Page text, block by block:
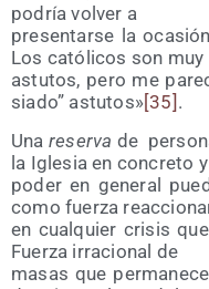
podría vol­ver a
pre­sen­tar­se la
Los cató­li­cos son muy
astu­tos, pero me
sia­do” astu­tos»[35] .
Una reser­va de
la Igle­sia en con­cre­to
poder en gene­ral
como fuer­za
en cual­quier cri­sis
Fuer­za irra­cio­nal de
masas que